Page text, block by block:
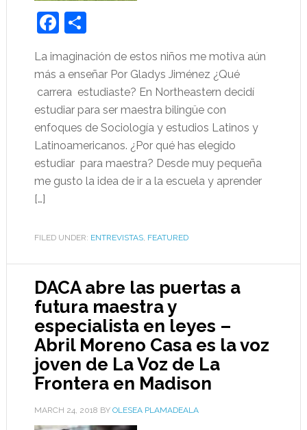
Facebook
Share
La imaginación de estos niños me motiva aún
más a enseñar Por Gladys Jiménez ¿Qué
carrera estudiaste? En Northeastern decidí
estudiar para ser maestra bilingüe con
enfoques de Sociología y estudios Latinos y
Latinoamericanos. ¿Por qué has elegido
estudiar para maestra? Desde muy pequeña
me gusto la idea de ir a la escuela y aprender
[…]
FILED UNDER: ENTREVISTAS, FEATURED
DACA abre las puertas a
futura maestra y
especialista en leyes –
Abril Moreno Casa es la voz
joven de La Voz de La
Frontera en Madison
MARCH 24, 2018 BY OLESEA PLAMADEALA